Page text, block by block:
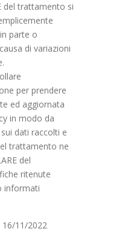
del trattamento si
parte o
di variazioni
per prendere
ed aggiornata
in modo da
dati raccolti e
trattamento ne
del
ritenute
informati
11/2022